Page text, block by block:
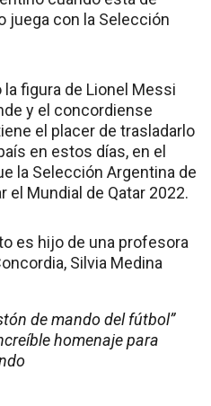
juega con la Selección
figura de Lionel Messi
y el concordiense
el placer de trasladarlo
en estos días, en el
la Selección Argentina de
el Mundial de Qatar 2022.
es hijo de una profesora
Silvia Medina
de mando del fútbol”
homenaje para